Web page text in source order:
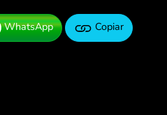
WhatsApp Copiar